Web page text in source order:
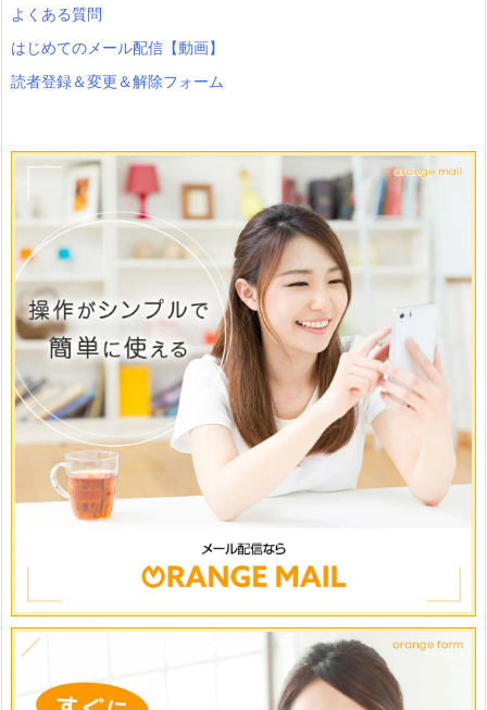
よくある質問
はじめてのメール配信【動画】
読者登録＆変更＆解除フォーム